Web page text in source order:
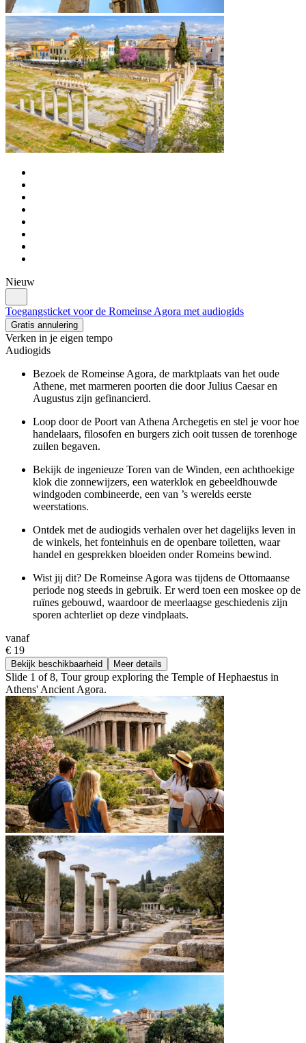
Nieuw
Toegangsticket voor de Romeinse Agora met audiogids
Gratis annulering
Verken in je eigen tempo
Audiogids
Bezoek de Romeinse Agora, de marktplaats van het oude
Athene, met marmeren poorten die door Julius Caesar en
Augustus zijn gefinancierd.
Loop door de Poort van Athena Archegetis en stel je voor hoe
handelaars, filosofen en burgers zich ooit tussen de torenhoge
zuilen begaven.
Bekijk de ingenieuze Toren van de Winden, een achthoekige
klok die zonnewijzers, een waterklok en gebeeldhouwde
windgoden combineerde, een van ’s werelds eerste
weerstations.
Ontdek met de audiogids verhalen over het dagelijks leven in
de winkels, het fonteinhuis en de openbare toiletten, waar
handel en gesprekken bloeiden onder Romeins bewind.
Wist jij dit? De Romeinse Agora was tijdens de Ottomaanse
periode nog steeds in gebruik. Er werd toen een moskee op de
ruïnes gebouwd, waardoor de meerlaagse geschiedenis zijn
sporen achterliet op deze vindplaats.
vanaf
€ 19
Bekijk beschikbaarheid Meer details
Slide 1 of 8, Tour group exploring the Temple of Hephaestus in
Athens' Ancient Agora.